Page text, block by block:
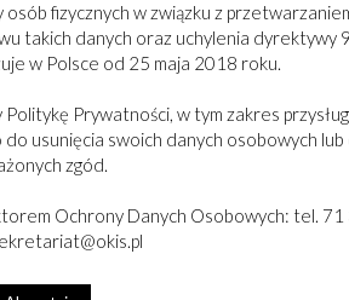
fizycznych w związku z
takich danych oraz uchylenia dyrektywy
w Polsce od 25 maja 2018 roku.
Prywatności, w tym zakres
usunięcia swoich danych osobowych lub
zgód.
Ochrony Danych Osobowych: tel.